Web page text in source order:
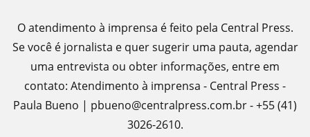
O atendimento à imprensa é feito pela Central Press.
Se você é jornalista e quer sugerir uma pauta, agendar
uma entrevista ou obter informações, entre em
contato: Atendimento à imprensa - Central Press -
Paula Bueno | pbueno@centralpress.com.br - +55 (41)
3026-2610.